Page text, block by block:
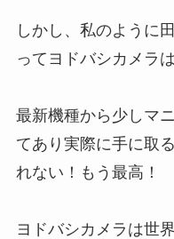
しかし、私のように
ってヨドバシカメラ
最新機種から少しマ
てあり実際に手に取
れない！もう最高！
ヨドバシカメラは世